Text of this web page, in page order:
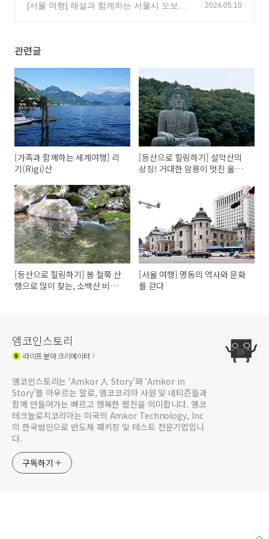
[서울 여행] 해설과 함께하는 서울시 도보탐
2024.05.10
관련글
[가족과 함께하는 세계여행] 리
기(Rigi)산
[등산으로 힐링하기] 설악산의
상징! 거대한 암릉이 멋진 울산
[등산으로 힐링하기] 봄 철쭉 산
행으로 많이 찾는, 소백산 비로
[서울 여행] 명동의 역사와 문화
를 걷다
앰코인스토리
라이프분야 크리에이터
앰코인스토리는 ‘Amkor 人 Story’와 ‘Amkor in
Story’를 아우르는 말로, 앰코코리아 사원 및 네티즌들과
함께 만들어가는 빠르고 행복한 웹진을 의미합니다. 앰코
테크놀로지코리아는 미국의 Amkor Technology, Inc
의 한국법인으로 반도체 패키징 및 테스트 전문기업입니
다.
구독하기